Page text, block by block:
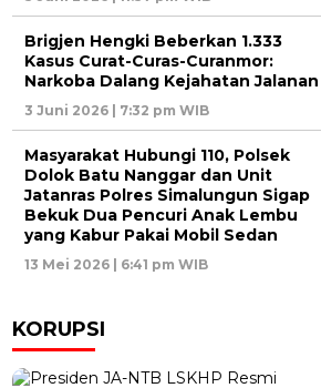
Brigjen Hengki Beberkan 1.333
Kasus Curat-Curas-Curanmor:
Narkoba Dalang Kejahatan Jalanan
3 Juni 2026 | 7:32 pm WIB
Masyarakat Hubungi 110, Polsek
Dolok Batu Nanggar dan Unit
Jatanras Polres Simalungun Sigap
Bekuk Dua Pencuri Anak Lembu
yang Kabur Pakai Mobil Sedan
13 Mei 2026 | 6:41 pm WIB
KORUPSI